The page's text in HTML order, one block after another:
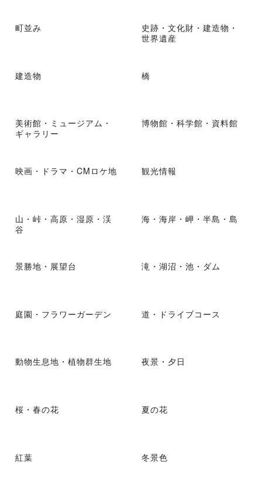
町並み
史跡・文化財・建造物・
世界遺産
建造物 橋
美術館・ミュージアム・
ギャラリー
博物館・科学館・資料館
映画・ドラマ・CMロケ地 観光情報
山・峠・高原・湿原・渓
谷
海・海岸・岬・半島・島
景勝地・展望台 滝・湖沼・池・ダム
庭園・フラワーガーデン 道・ドライブコース
動物生息地・植物群生地 夜景・夕日
桜・春の花 夏の花
紅葉 冬景色